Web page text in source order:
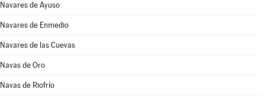
Navares de Ayuso
Navares de Enmedio
Navares de las Cuevas
Navas de Oro
Navas de Riofrío